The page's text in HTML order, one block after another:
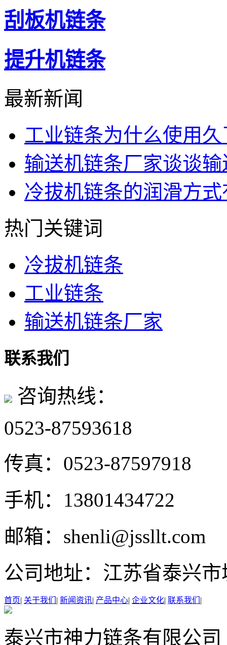
刮板机链条
提升机链条
最新新闻
工业链条为什么使用
输送机链条厂家谈谈
冷拔机链条的润滑方
热门关键词
冷拔机链条
工业链条
输送机链条厂家
联系我们
咨询热线：
0523-87593618
传真： 0523-87597918
手机： 13801434722
邮箱： shenli@jssllt.com
公司地址： 江苏省泰兴
首页| 关于我们 | 新闻资讯| 产品中心| 企业文化| 联系我们 |
泰兴市神力链条有限公